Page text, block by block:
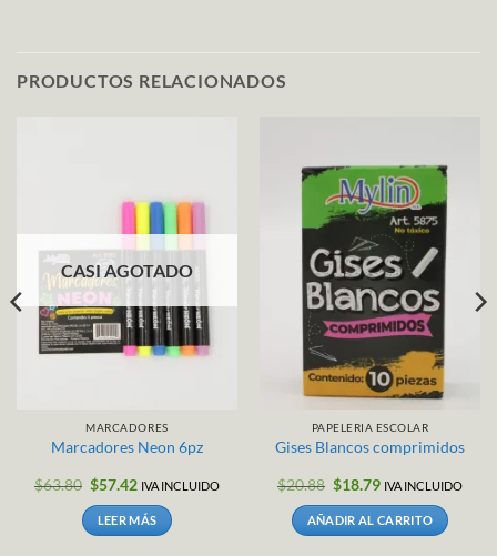
PRODUCTOS RELACIONADOS
CASI AGOTADO
MARCADORES
Marcadores Neon 6pz
$63.80 El
original
era:
$63.80.
$57.42El
actual
es:
$57.42.
IVA INCLUIDO
LEER MÁS
PAPELERIA ESCOLAR
Gises Blancos comprimidos
$20.88 El
original
era:
$20.88.
$18.79El
actual
es:
$18.79.
IVA INCLUIDO
AÑADIR AL CARRITO